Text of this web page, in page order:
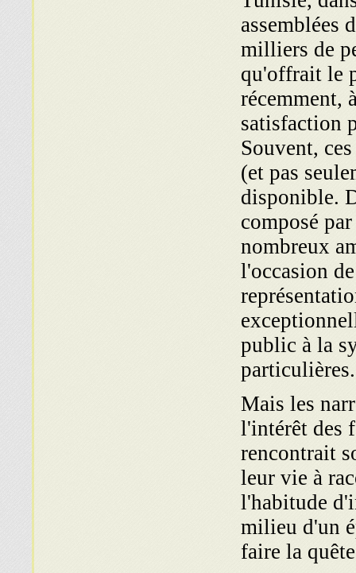
assemblées
milliers de
qu'offrait le
récemment,
satisfaction
Souvent,
(et pas
disponible.
composé
nombreux
l'occasion
public à la
particulières.
Mais les
l'intérêt des
rencontrait
leur vie à
l'habitude
milieu d'un
faire la